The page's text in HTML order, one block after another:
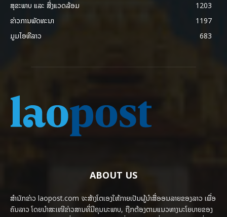
ສຸຂະພາບ ແລະ ສີ່ງແວດລ້ອມ
1203
ຂ່າວການພັດທະນາ
1197
ມູມໄອທີລາວ
683
ABOUT US
ສຳນັກຂ່າວ laopost.com ຈະສ້າງໂຕເອງໃຫ້ກາຍເປັນຜູ້ນຳສື່ອອນລາຍຂອງລາວ ເພື່ອ
ຄົນລາວ ໂດຍນຳສະເໜີຂ່າວສານທີ່ມີຄຸນນະພາບ, ຖືກຕ້ອງຕາມແນວທາງນະໂຍບາຍຂອງ